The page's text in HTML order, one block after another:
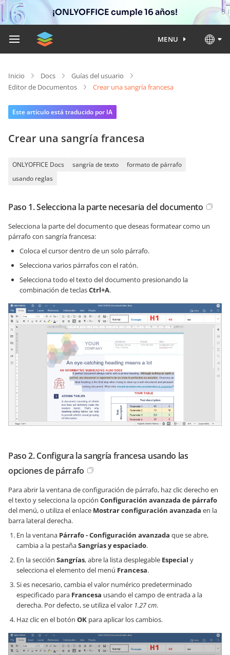
¡ONLYOFFICE cumple 16 años!
MENU
Inicio Docs
Guías del usuario
Editor de Documentos
Crear una sangría francesa
Este artículo está traducido por IA
Crear una sangría francesa
ONLYOFFICE Docs sangría de texto
formato de párrafo
usando reglas
Paso 1. Selecciona la parte necesaria del documento
Selecciona la parte del documento que deseas formatear como un
párrafo con sangría francesa:
Coloca el cursor dentro de un solo párrafo.
Selecciona varios párrafos con el ratón.
Selecciona todo el texto del documento presionando la
combinación de teclasCtrl+A.
Paso 2. Configura la sangría francesa usando las
opciones de párrafo
Para abrir la ventana de configuración de párrafo, haz clic derecho en
el texto y selecciona la opción Configuración avanzada de párrafo
del menú, o utiliza el enlace Mostrar configuración avanzada en la
barra lateral derecha.
En la ventana Párrafo - Configuración avanzada que se abre,
cambia a la pestañaSangrías y espaciado.
En la sección Sangrías, abre la lista desplegable Especial y
selecciona el elemento del menú Francesa.
Si es necesario, cambia el valor numérico predeterminado
especificado para Francesa usando el campo de entrada a la
derecha. Por defecto, se utiliza el valor 1.27 cm.
Haz clic en el botón OK para aplicar los cambios.